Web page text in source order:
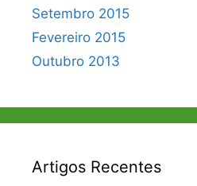
Setembro 2015
Fevereiro 2015
Outubro 2013
Artigos Recentes